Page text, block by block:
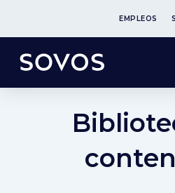
EMPLEOS